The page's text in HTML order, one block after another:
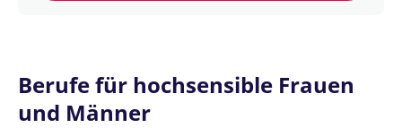
Berufe für hochsensible Frauen
und Männer